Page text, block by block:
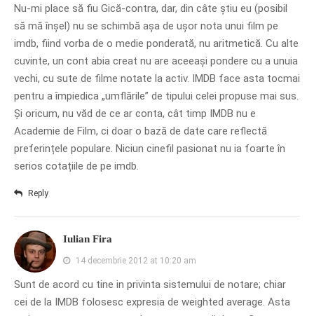
Nu-mi place să fiu Gică-contra, dar, din câte știu eu (posibil
să mă înșel) nu se schimbă așa de ușor nota unui film pe
imdb, fiind vorba de o medie ponderată, nu aritmetică. Cu alte
cuvinte, un cont abia creat nu are aceeași pondere cu a unuia
vechi, cu sute de filme notate la activ. IMDB face asta tocmai
pentru a împiedica „umflările” de tipului celei propuse mai sus.
Și oricum, nu văd de ce ar conta, cât timp IMDB nu e
Academie de Film, ci doar o bază de date care reflectă
preferințele populare. Niciun cinefil pasionat nu ia foarte în
serios cotațiile de pe imdb.
Reply
Iulian Fira
14 decembrie 2012 at 10:20 am
Sunt de acord cu tine in privinta sistemului de notare; chiar
cei de la IMDB folosesc expresia de weighted average. Asta